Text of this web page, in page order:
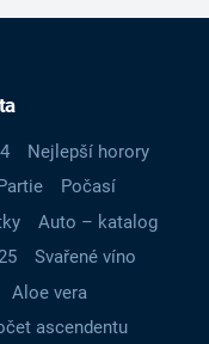
Nejlepší horory
Počasí
Auto – katalog
Svařené víno
Aloe vera
ascendentu